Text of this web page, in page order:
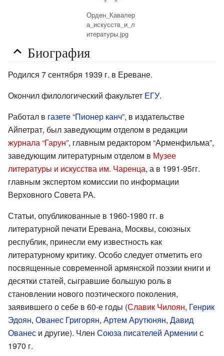
Орден_Кавалер
а_искусств_и_л
итературы.jpg
Биография
Родился 7 сентября 1939 г. в Ереване.
Окончил филологический факультет ЕГУ.
Работал в газете “Пионер канч”, в издательстве
Айпетрат, был заведующим отделом в редакции
журнала “Гарун”, главным редактором “Арменфильма”,
заведующим литературным отделом в Музее
литературы и искусства им. Чаренца, а в 1991-95гг.
главным экспертом комиссии по информации
Верховного Совета РА.
Статьи, опубликованные в 1960-1980 гг. в
литературной печати Еревана, Москвы, союзных
республик, принесли ему известность как
литературному критику. Особо следует отметить его
посвященные современной армянской поэзии книги и
десятки статей, сыгравшие большую роль в
становлении нового поэтического поколения,
заявившего о себе в 60-е годы (Славик Чилоян, Генрик
Эдоян, Ованес Григорян, Артем Арутюнян, Давид
Ованес и другие). Член Союза писателей Армении с
1970 г.